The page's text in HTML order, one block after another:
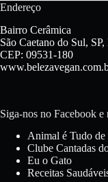
Endereço
Bairro Cerâmica
São Caetano do Sul,
CEP: 09531-180
Siga-nos no Facebook e
Animal é Tudo
Clube Cantadas
Eu o Gato
Receitas